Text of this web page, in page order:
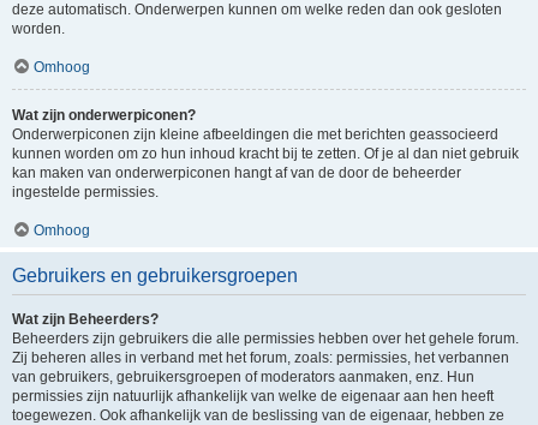
deze automatisch. Onderwerpen kunnen om welke reden dan ook gesloten
worden.
Omhoog
Wat zijn onderwerpiconen?
Onderwerpiconen zijn kleine afbeeldingen die met berichten geassocieerd
kunnen worden om zo hun inhoud kracht bij te zetten. Of je al dan niet gebruik
kan maken van onderwerpiconen hangt af van de door de beheerder
ingestelde permissies.
Omhoog
Gebruikers en gebruikersgroepen
Wat zijn Beheerders?
Beheerders zijn gebruikers die alle permissies hebben over het gehele forum.
Zij beheren alles in verband met het forum, zoals: permissies, het verbannen
van gebruikers, gebruikersgroepen of moderators aanmaken, enz. Hun
permissies zijn natuurlijk afhankelijk van welke de eigenaar aan hen heeft
toegewezen. Ook afhankelijk van de beslissing van de eigenaar, hebben ze